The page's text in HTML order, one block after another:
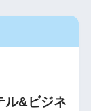
ル&ビジネ